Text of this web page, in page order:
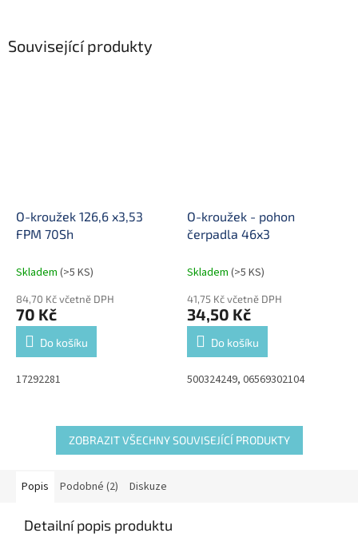
Související produkty
O-kroužek 126,6 x3,53
FPM 70Sh
Skladem (>5 KS)
84,70 Kč včetně DPH
70 Kč
Do košíku
17292281
O-kroužek - pohon
čerpadla 46x3
Skladem (>5 KS)
41,75 Kč včetně DPH
34,50 Kč
Do košíku
500324249, 06569302104
ZOBRAZIT VŠECHNY SOUVISEJÍCÍ PRODUKTY
Popis Podobné (2) Diskuze
Detailní popis produktu